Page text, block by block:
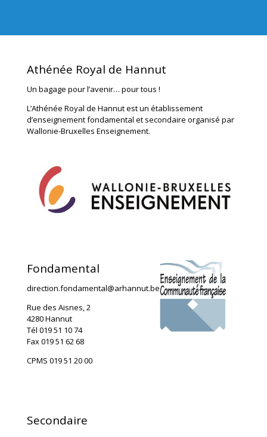
Athénée Royal de Hannut
Un bagage pour l’avenir… pour tous !
L’Athénée Royal de Hannut est un établissement
d’enseignement fondamental et secondaire organisé par
Wallonie-Bruxelles Enseignement.
Fondamental
direction.fondamental@arhannut.be
Rue des Aisnes, 2
4280 Hannut
Tél 019 51 10 74
Fax 019 51 62 68
CPMS 019 51 20 00
Secondaire